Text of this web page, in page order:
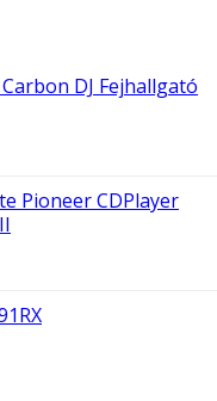
DJ Fejhallgató
Pioneer CDPlayer